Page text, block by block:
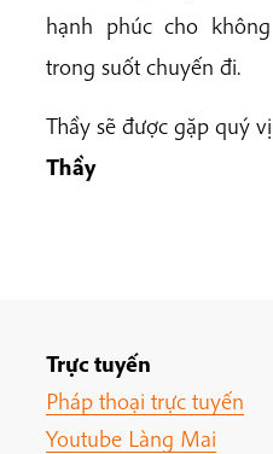
hạnh phúc cho
trong suốt chuyến đi.
Thầy sẽ được gặp quý
Thầy
Trực tuyến
Pháp thoại trực tuyến
Youtube Làng Mai